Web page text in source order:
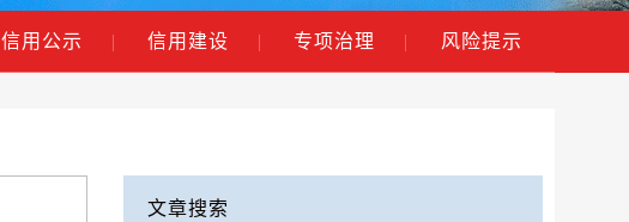
信用公示 | 信用建设 | 专项治理 | 风险提示
文章搜索